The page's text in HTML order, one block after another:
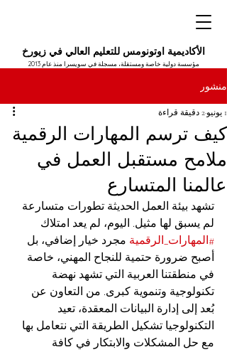
الأكاديمية اوتونومس للتعليم العالي في زيورخ
مؤسسة دولية خاصة ومستقلة، مسجلة في سويسرا منذ عام 2013
منشور
كيف ترسم المهارات الرقمية
ملامح مستقبل العمل في
عالمنا المتسارع
1 يونيو 2 دقيقة قراءة
تشهد بيئة العمل الحديثة تطورات متسارعة
لم يسبق لها مثيل. اليوم، لم يعد امتلاك
#المهارات_الرقمية مجرد خيار إضافي، بل
أصبح ضرورة حتمية للنجاح المهني، خاصة
في منطقتنا العربية التي تشهد نهضة
تكنولوجية وتنموية كبرى. من التعاون عن
بُعد إلى إدارة البيانات المعقدة، تعيد
التكنولوجيا تشكيل الطريقة التي نتعامل بها
مع حل المشكلات والابتكار في كافة